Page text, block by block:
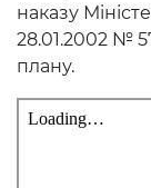
наказу
28.01.2002 №
плану.